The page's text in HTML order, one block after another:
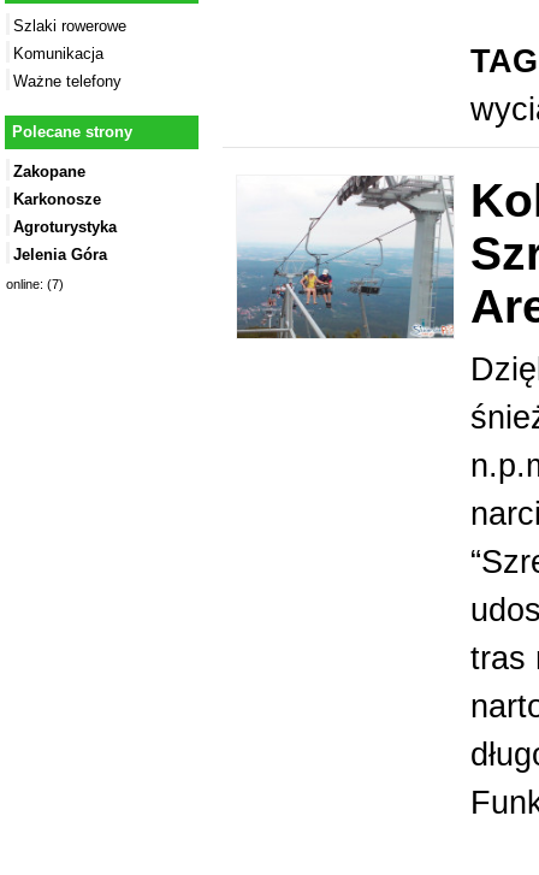
Szlaki rowerowe
Komunikacja
Ważne telefony
Polecane strony
Zakopane
Karkonosze
Agroturystyka
Jelenia Góra
online: (7)
tras